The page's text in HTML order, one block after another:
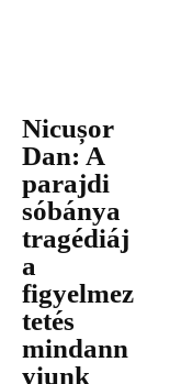
Nicușor
Dan: A
parajdi
sóbánya
tragédiáj
a
figyelmez
tetés
mindann
yiunk